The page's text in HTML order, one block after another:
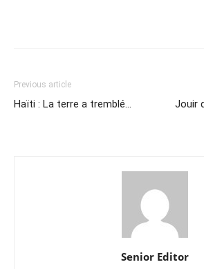
Previous article
Haïti : La terre a tremblé…
Jouir
Senior Editor